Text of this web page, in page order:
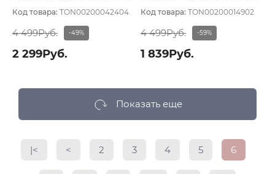
Код товара: TON00200042404
4 499Руб. -49%
2 299Руб.
Код товара: TON00200014902
4 499Руб. -59%
1 839Руб.
Показать еще
|< < 2 3 4 5 6